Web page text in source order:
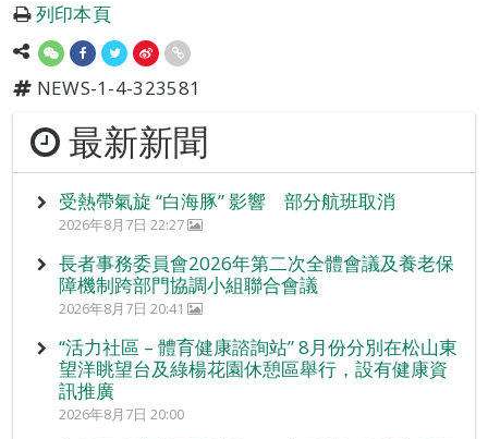
列印本頁
NEWS-1-4-323581
最新新聞
受熱帶氣旋 “白海豚” 影響 部分航班取消
2026年8月7日 22:27
長者事務委員會2026年第二次全體會議及養老保
障機制跨部門協調小組聯合會議
2026年8月7日 20:41
“活力社區 – 體育健康諮詢站” 8月份分別在松山東
望洋眺望台及綠楊花園休憩區舉行，設有健康資
訊推廣
2026年8月7日 20:00